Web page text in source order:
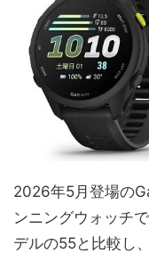
2026年5月登場の
ンニングウォッチ
デルの55と比較し